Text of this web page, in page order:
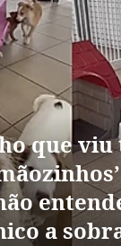
que viu
a